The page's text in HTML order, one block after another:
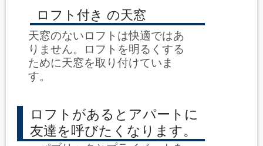
ロフト付き の天窓
天窓のないロフトは快適ではあ
りません。ロフトを明るくする
ために天窓を取り付けていま
す。
ロフトがあるとアパートに
友達を呼びたくなります。